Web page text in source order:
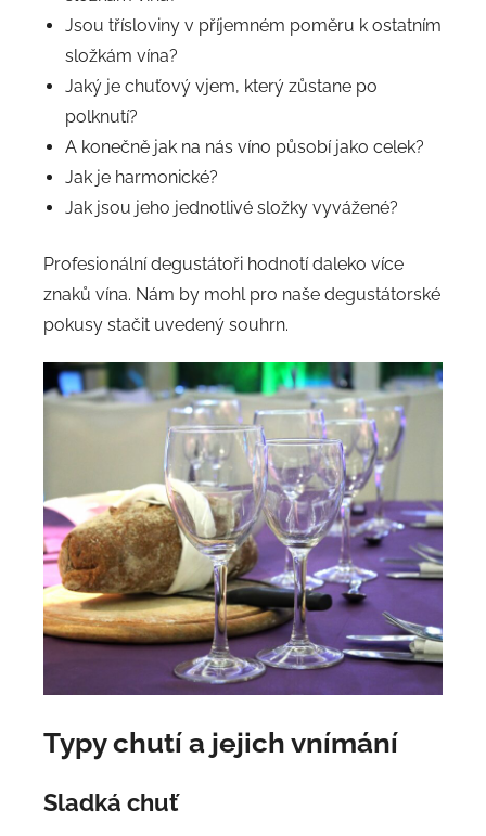
Jsou třísloviny v příjemném poměru k ostatním
složkám vína?
Jaký je chuťový vjem, který zůstane po
polknutí?
A konečně jak na nás víno působí jako celek?
Jak je harmonické?
Jak jsou jeho jednotlivé složky vyvážené?
Profesionální degustátoři hodnotí daleko více
znaků vína. Nám by mohl pro naše degustátorské
pokusy stačit uvedený souhrn.
Typy chutí a jejich vnímání
Sladká chuť